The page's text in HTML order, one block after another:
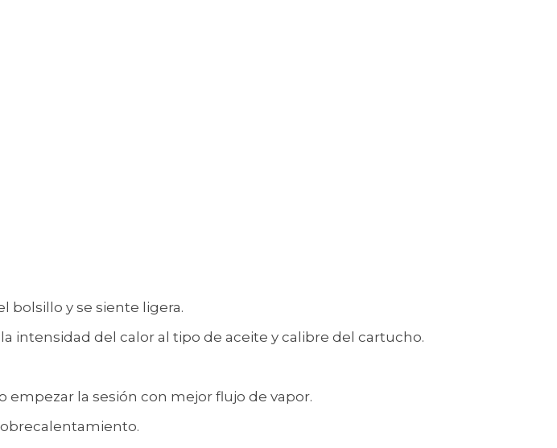
bolsillo y se siente ligera.
intensidad del calor al tipo de aceite y calibre del cartucho.
empezar la sesión con mejor flujo de vapor.